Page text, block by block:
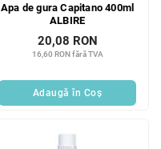
Apa de gura Capitano 400ml
ALBIRE
16,60 RON fără TVA
20,08 RON
Adaugă în Coş